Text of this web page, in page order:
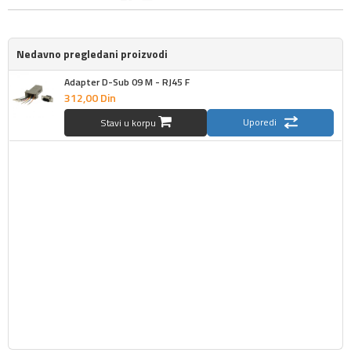
Nedavno pregledani proizvodi
Adapter D-Sub 09 M - RJ45 F
312,00Din
Stavi u korpu Uporedi